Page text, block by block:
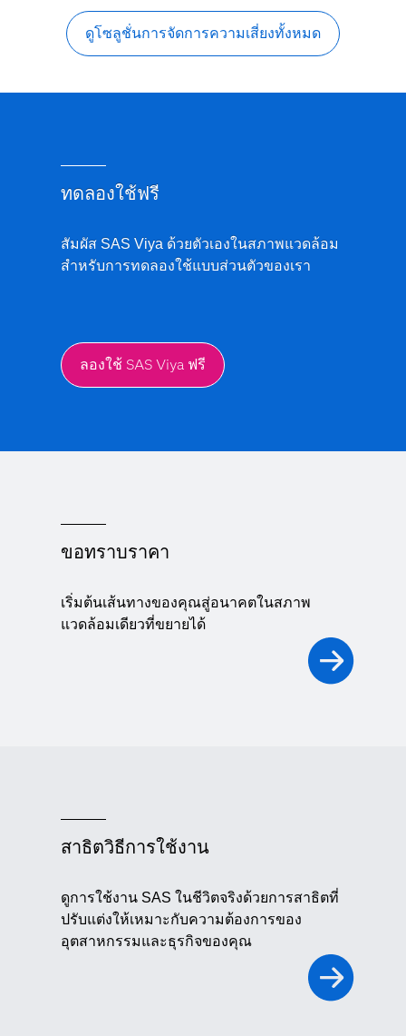
ดูโซลูชั่นการจัดการความเสี่ยงทั้งหมด
ทดลองใช้ฟรี
สัมผัส SAS Viya ด้วยตัวเองในสภาพแวดล้อม
สำหรับการทดลองใช้แบบส่วนตัวของเรา
ลองใช้ SAS Viya ฟรี
ขอทราบราคา
เริ่มต้นเส้นทางของคุณสู่อนาคตในสภาพ
แวดล้อมเดียวที่ขยายได้
สาธิตวิธีการใช้งาน
ดูการใช้งาน SAS ในชีวิตจริงด้วยการสาธิตที่
ปรับแต่งให้เหมาะกับความต้องการของ
อุตสาหกรรมและธุรกิจของคุณ